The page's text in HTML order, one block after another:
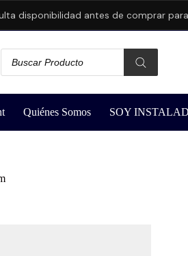
antes de comprar para
Quiénes Somos SOY